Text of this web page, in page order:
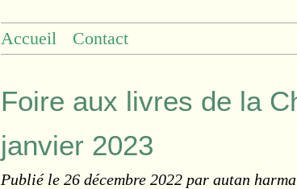
Accueil Contact
Foire aux livres de la
janvier 2023
Publié le 26 décembre 2022 par autan